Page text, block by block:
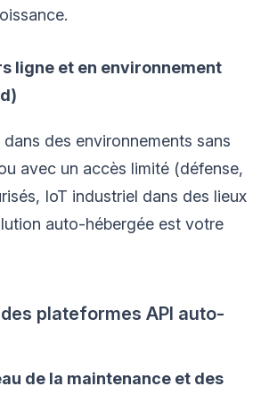
ligne et en environnement
des environnements sans
avec un accès limité (défense,
IoT industriel dans des lieux
auto-hébergée est votre
plateformes API auto-
de la maintenance et des